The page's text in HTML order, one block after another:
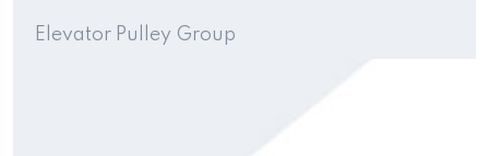
Elevator Pulley Group